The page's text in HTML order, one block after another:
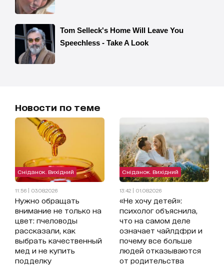
Новости по теме
Сніданок. Вихідний
11:56 | 03.08.2026
Нужно обращать
внимание не только на
цвет: пчеловоды
рассказали, как
выбрать качественный
мед и не купить
подделку
Сніданок. Вихідний
13:42 | 01.08.2026
«Не хочу детей»:
психолог объяснила,
что на самом деле
означает чайлдфри и
почему все больше
людей отказываются
от родительства